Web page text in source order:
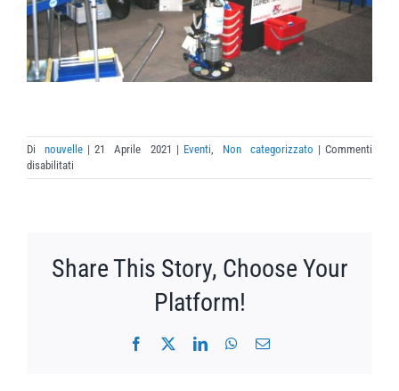
Dinouvelle | 21 Aprile 2021 | Eventi, Non categorizzato | Commenti
disabilitati
Fiera
Share This Story, Choose Your
Platform!
Facebook LinkedInWhatsApp
Email